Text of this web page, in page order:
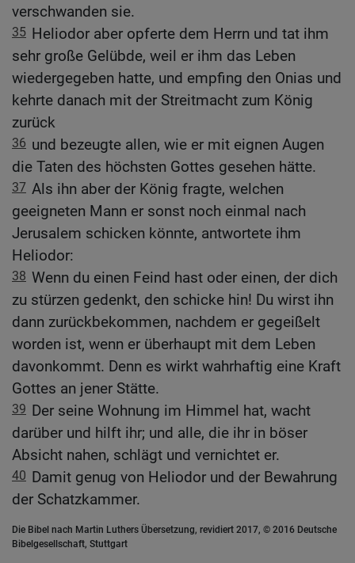
verschwanden sie.
35 Heliodor aber opferte dem Herrn und tat ihm
sehr große Gelübde, weil er ihm das Leben
wiedergegeben hatte, und empfing den Onias und
kehrte danach mit der Streitmacht zum König
zurück
36 und bezeugte allen, wie er mit eignen Augen
die Taten des höchsten Gottes gesehen hätte.
37 Als ihn aber der König fragte, welchen
geeigneten Mann er sonst noch einmal nach
Jerusalem schicken könnte, antwortete ihm
Heliodor:
38 Wenn du einen Feind hast oder einen, der dich
zu stürzen gedenkt, den schicke hin! Du wirst ihn
dann zurückbekommen, nachdem er gegeißelt
worden ist, wenn er überhaupt mit dem Leben
davonkommt. Denn es wirkt wahrhaftig eine Kraft
Gottes an jener Stätte.
39 Der seine Wohnung im Himmel hat, wacht
darüber und hilft ihr; und alle, die ihr in böser
Absicht nahen, schlägt und vernichtet er.
40 Damit genug von Heliodor und der Bewahrung
der Schatzkammer.
Die Bibel nach Martin Luthers Übersetzung, revidiert 2017, © 2016 Deutsche
Bibelgesellschaft, Stuttgart